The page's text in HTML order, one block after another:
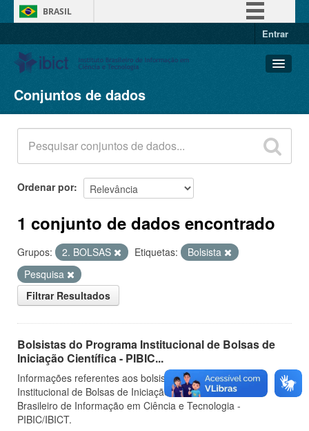
BRASIL
Entrar
Conjuntos de dados
Organizações
Grupos
Sobre
Conjuntos de dados
Ordenar por
1 conjunto de dados encontrado
Grupos: 2. BOLSAS Etiquetas:
Bolsista
Pesquisa
Filtrar Resultados
Bolsistas do Programa Institucional de Bolsas de
Iniciação Científica - PIBIC...
Informações referentes aos bolsistas do Programa
Institucional de Bolsas de Iniciação Científica do Instituto
Brasileiro de Informação em Ciência e Tecnologia -
PIBIC/IBICT.